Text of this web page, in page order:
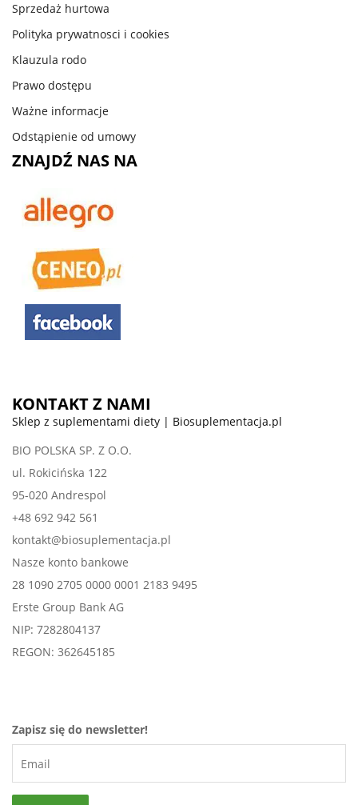
Sprzedaż hurtowa
Polityka prywatnosci i cookies
Klauzula rodo
Prawo dostępu
Ważne informacje
Odstąpienie od umowy
ZNAJDŹ NAS NA
KONTAKT Z NAMI
Sklep z suplementami diety | Biosuplementacja.pl
BIO POLSKA SP. Z O.O.
ul. Rokicińska 122
95-020 Andrespol
+48 692 942 561
kontakt@biosuplementacja.pl
Nasze konto bankowe
28 1090 2705 0000 0001 2183 9495
Erste Group Bank AG
NIP: 7282804137
REGON: 362645185
Zapisz się do newsletter!